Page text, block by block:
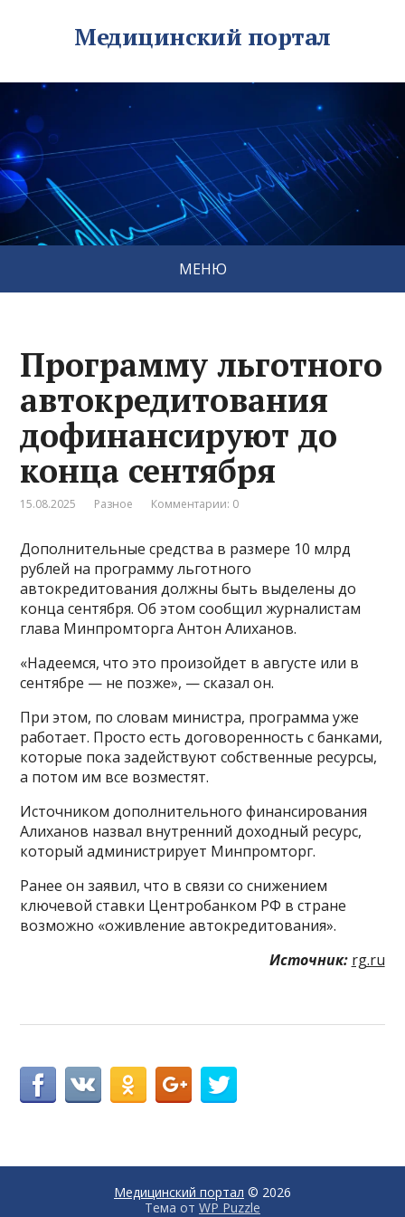
Медицинский портал
МЕНЮ
Программу льготного
автокредитования
дофинансируют до
конца сентября
15.08.2025 Разное Комментарии: 0
Дополнительные средства в размере 10 млрд
рублей на программу льготного
автокредитования должны быть выделены до
конца сентября. Об этом сообщил журналистам
глава Минпромторга Антон Алиханов.
«Надеемся, что это произойдет в августе или в
сентябре — не позже», — сказал он.
При этом, по словам министра, программа уже
работает. Просто есть договоренность с банками,
которые пока задействуют собственные ресурсы,
а потом им все возместят.
Источником дополнительного финансирования
Алиханов назвал внутренний доходный ресурс,
который администрирует Минпромторг.
Ранее он заявил, что в связи со снижением
ключевой ставки Центробанком РФ в стране
возможно «оживление автокредитования».
Источник: rg.ru
Медицинский портал © 2026
Тема от WP Puzzle